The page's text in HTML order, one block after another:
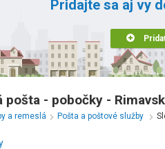
Pridajte sa aj vy
pošta - pobočky -
a remeslá Pošta a poštové služby